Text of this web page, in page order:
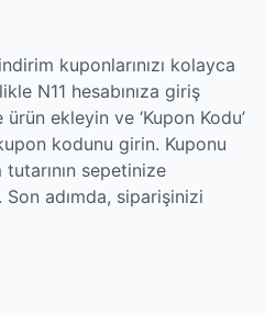
kuponlarınızı kolayca
N11 hesabınıza giriş
ekleyin ve ‘Kupon Kodu’
kodunu girin. Kuponu
sepetinize
Son adımda, siparişinizi